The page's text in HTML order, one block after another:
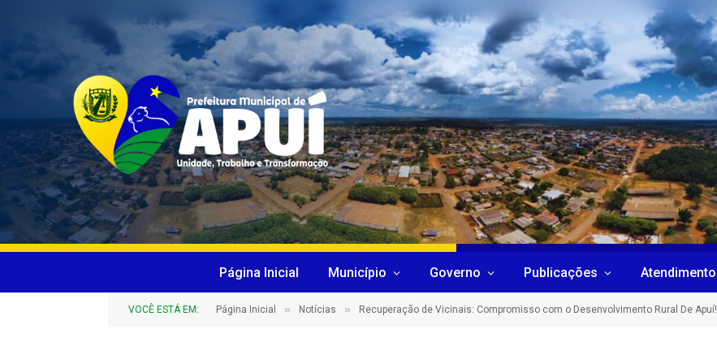
Página Inicial Município Governo Publicações Atendimento
VOCÊ ESTÁ EM: Página Inicial » Notícias » Recuperação de Vicinais: Compromisso com o Desenvolvimento Rural De Apuí!